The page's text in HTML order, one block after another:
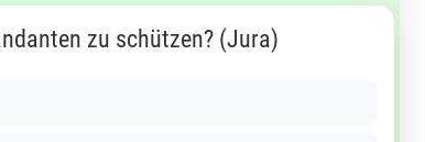
zu schützen? (Jura)